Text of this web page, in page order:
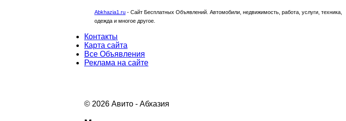
Abkhazia1.ru - Сайт Бесплатных Объявлений. Автомобили, недвижимость, работа, услуги, техника,
одежда и многое другое.
Контакты
Карта сайта
Все Объявления
Реклама на сайте
© 2026 Авито - Абхазия